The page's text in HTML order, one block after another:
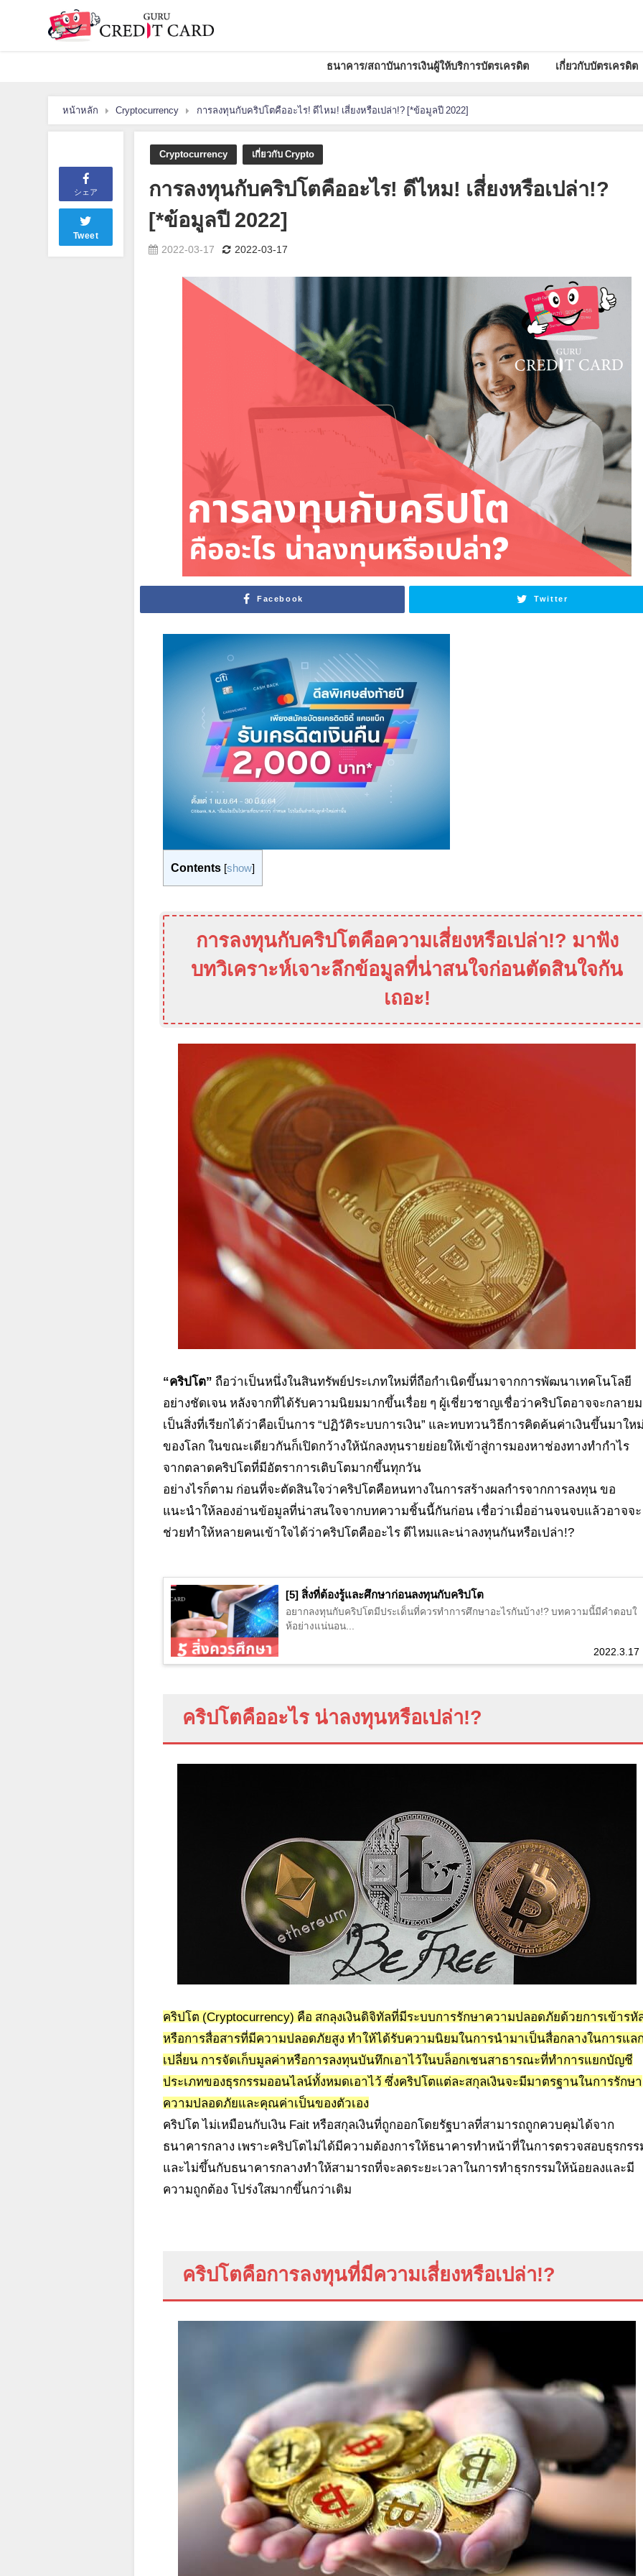
ธนาคาร/สถาบันการเงินผู้ให้บริการบัตรเครดิต เกี่ยวกับบัตรเครดิต
หน้าหลัก Cryptocurrency การลงทุนกับคริปโตคืออะไร! ดีไหม! เสี่ยงหรือเปล่า!? [*ข้อมูลปี 2022]
シェア
Tweet
Cryptocurrency เกี่ยวกับ Crypto
การลงทุนกับคริปโตคืออะไร! ดีไหม! เสี่ยงหรือเปล่า!?
[*ข้อมูลปี 2022]
2022-03-17 2022-03-17
Facebook Twitter
Contents [show]
การลงทุนกับคริปโตคือความเสี่ยงหรือเปล่า!? มาฟัง
บทวิเคราะห์เจาะลึกข้อมูลที่น่าสนใจก่อนตัดสินใจกัน
เถอะ!
“คริปโต” ถือว่าเป็นหนึ่งในสินทรัพย์ประเภทใหม่ที่ถือกำเนิดขึ้นมาจากการพัฒนาเทคโนโลยี
อย่างชัดเจน หลังจากที่ได้รับความนิยมมากขึ้นเรื่อย ๆ ผู้เชี่ยวชาญเชื่อว่าคริปโตอาจจะกลาย
เป็นสิ่งที่เรียกได้ว่าคือเป็นการ “ปฏิวัติระบบการเงิน” และทบทวนวิธีการคิดค้นค่าเงินขึ้นมาให
ของโลก ในขณะเดียวกันก็เปิดกว้างให้นักลงทุนรายย่อยให้เข้าสู่การมองหาช่องทางทำกำไร
จากตลาดคริปโตที่มีอัตราการเติบโตมากขึ้นทุกวัน
อย่างไรก็ตาม ก่อนที่จะตัดสินใจว่าคริปโตคือหนทางในการสร้างผลกำรจากการลงทุน ขอ
แนะนำให้ลองอ่านข้อมูลที่น่าสนใจจากบทความชิ้นนี้กันก่อน เชื่อว่าเมื่ออ่านจนจบแล้วอาจจะ
ช่วยทำให้หลายคนเข้าใจได้ว่าคริปโตคืออะไร ดีไหมและน่าลงทุนกันหรือเปล่า!?
[5] สิ่งที่ต้องรู้และศึกษาก่อนลงทุนกับคริปโต
2022.3.17
อยากลงทุนกับคริปโตมีประเด็นที่ควรทำการศึกษาอะไรกันบ้าง!? บทความนี้มีคำตอบใ
ห้อย่างแน่นอน...
คริปโตคืออะไร น่าลงทุนหรือเปล่า!?
คริปโต (Cryptocurrency) คือ สกลุงเงินดิจิทัลที่มีระบบการรักษาความปลอดภัยด้วยการเข้ารหั
หรือการสื่อสารที่มีความปลอดภัยสูง ทำให้ได้รับความนิยมในการนำมาเป็นสื่อกลางในการแล
เปลี่ยน การจัดเก็บมูลค่าหรือการลงทุนบันทึกเอาไว้ในบล็อกเชนสาธารณะที่ทำการแยกบัญชี
ประเภทของธุรกรรมออนไลน์ทั้งหมดเอาไว้ ซึ่งคริปโตแต่ละสกุลเงินจะมีมาตรฐานในการรักษา
ความปลอดภัยและคุณค่าเป็นของตัวเอง
คริปโต ไม่เหมือนกับเงิน Fait หรือสกุลเงินที่ถูกออกโดยรัฐบาลที่สามารถถูกควบคุมได้จาก
ธนาคารกลาง เพราะคริปโตไม่ได้มีความต้องการให้ธนาคารทำหน้าที่ในการตรวจสอบธุรกรร
และไม่ขึ้นกับธนาคารกลางทำให้สามารถที่จะลดระยะเวลาในการทำธุรกรรมให้น้อยลงและมี
ความถูกต้อง โปร่งใสมากขึ้นกว่าเดิม
คริปโตคือการลงทุนที่มีความเสี่ยงหรือเปล่า!?